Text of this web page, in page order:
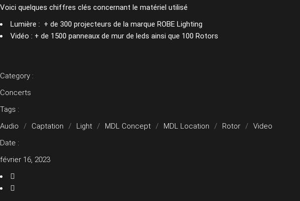
Voici quelques chiffres clés concernant le matériel utilisé
Lumière : + de 300 projecteurs de la marque ROBE Lighting
Vidéo : + de 1500 panneaux de mur de leds ainsi que 100 Rotors
Category :
Concerts
Tags :
Audio
Captation Light MDL Concept MDL Location Rotor
Video
Date :
février 16, 2023